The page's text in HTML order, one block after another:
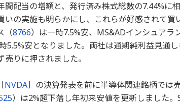
間配当の増額と、発行済み株式総数の7.44%に
いの実施も明らかにし、これらが好感されて
（8766）は一時7.5%安、MS&ADインシュアラ
5.5%安となりました。両社は通期純利益見通
売りに押されました。
NVDA］の決算発表を前に半導体関連銘柄では
）は2%超下落し年初来安値を更新しました。